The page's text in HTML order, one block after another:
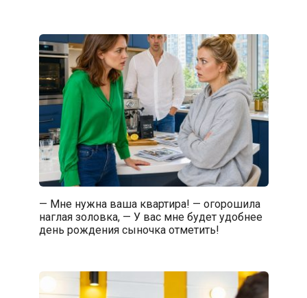
— Мне нужна ваша квартира! — огорошила
наглая золовка, — У вас мне будет удобнее
день рождения сыночка отметить!